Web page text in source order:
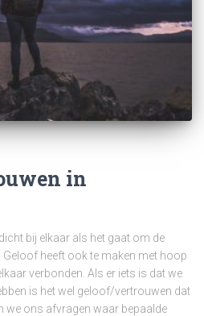
in
bij elkaar als het gaat om de
Geloof heeft ook te maken met hoop
verbonden. Als er iets is dat we
is het wel geloof/vertrouwen dat
we ons afvragen waar bepaalde